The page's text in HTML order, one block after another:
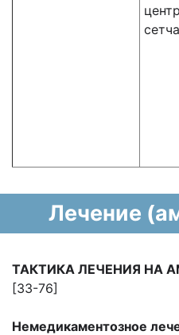
Лечение
ТАКТИКА ЛЕЧЕНИЯ НА
[33-76]
Немедикаментозное